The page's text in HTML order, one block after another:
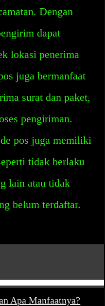
Dengan
dapat
lokasi penerima
juga bermanfaat
surat dan paket,
pengiriman.
pos juga memiliki
tidak berlaku
lain atau tidak
belum terdaftar.
Apa Manfaatnya?